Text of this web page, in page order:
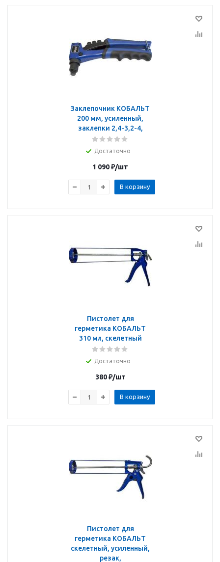
Заклепочник КОБАЛЬТ
200 мм, усиленный,
заклепки 2,4-3,2-4,
Достаточно
1 090₽/шт
В корзину
Пистолет для
герметика КОБАЛЬТ
310 мл, скелетный
Достаточно
380₽/шт
В корзину
Пистолет для
герметика КОБАЛЬТ
скелетный, усиленный,
резак,